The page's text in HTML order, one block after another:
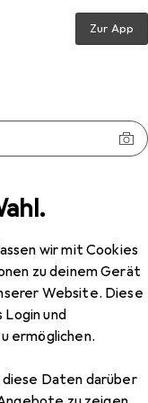
wir mit Cookies
zu deinem Gerät
Website. Diese
Login und
ermöglichen.
diese Daten darüber
Zur App
MMT-001
chew, gray, 3
001